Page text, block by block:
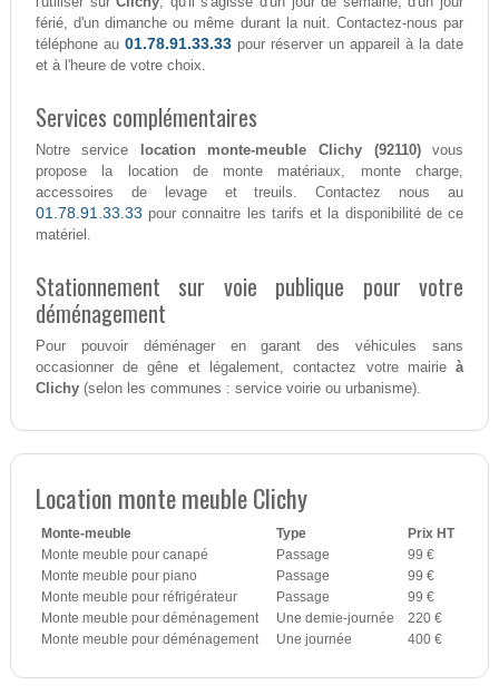
férié, d'un dimanche ou même durant la nuit. Contactez-nous par
téléphone au 01.78.91.33.33 pour réserver un appareil à la date
et à l'heure de votre choix.
Services complémentaires
Notre service location monte-meuble Clichy (92110)vous
propose la location de monte matériaux, monte charge,
accessoires de levage et treuils. Contactez nous au
01.78.91.33.33 pour connaitre les tarifs et la disponibilité de ce
matériel.
Stationnement sur voie publique pour votre
déménagement
Pour pouvoir déménager en garant des véhicules sans
occasionner de gêne et légalement, contactez votre mairieà
Clichy(selon les communes : service voirie ou urbanisme).
Location monte meuble Clichy
Monte-meuble Type
Prix HT
Monte meuble pour canapé
Passage
99 €
Monte meuble pour piano
Passage
99 €
Monte meuble pour réfrigérateur
Passage
99 €
Monte meuble pour déménagement
Une demie-journée
220 €
Monte meuble pour déménagement
Une journée 400 €